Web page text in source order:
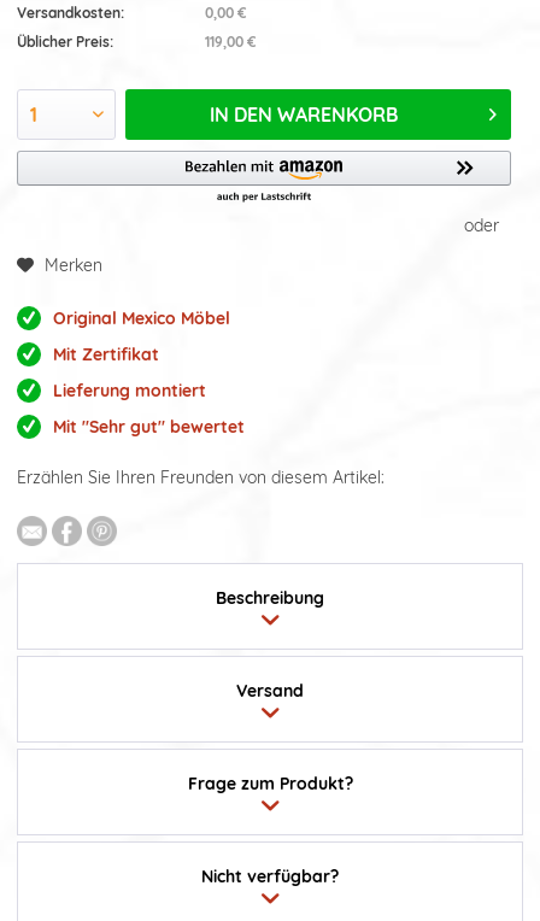
Versandkosten:
0,00 €
Üblicher Preis:
119,00 €
IN DEN WARENKORB
oder
Merken
Original Mexico Möbel
Mit Zertifikat
Lieferung montiert
Mit "Sehr gut" bewertet
Erzählen Sie Ihren Freunden von diesem Artikel:
Beschreibung
Frage zum Produkt?
Versand
Nicht verfügbar?